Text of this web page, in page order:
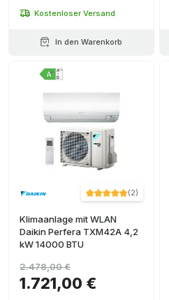
Kostenloser Versand
In den Warenkorb
(2)
Klimaanlage mit WLAN
Daikin Perfera TXM42A 4,2
kW 14000 BTU
1.721,00 €
2.478,00 €